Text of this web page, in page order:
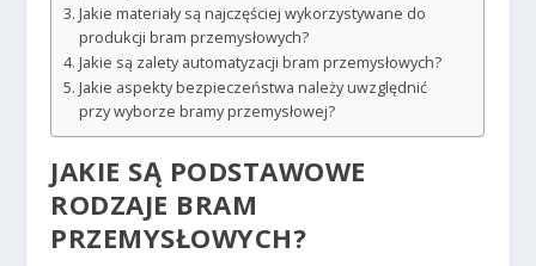
Jakie materiały są najczęściej wykorzystywane do
produkcji bram przemysłowych?
Jakie są zalety automatyzacji bram przemysłowych?
Jakie aspekty bezpieczeństwa należy uwzględnić
przy wyborze bramy przemysłowej?
JAKIE SĄ PODSTAWOWE
RODZAJE BRAM
PRZEMYSŁOWYCH?